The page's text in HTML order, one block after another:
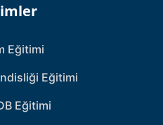
Eğitimi
Eğitimi
Eğitimi